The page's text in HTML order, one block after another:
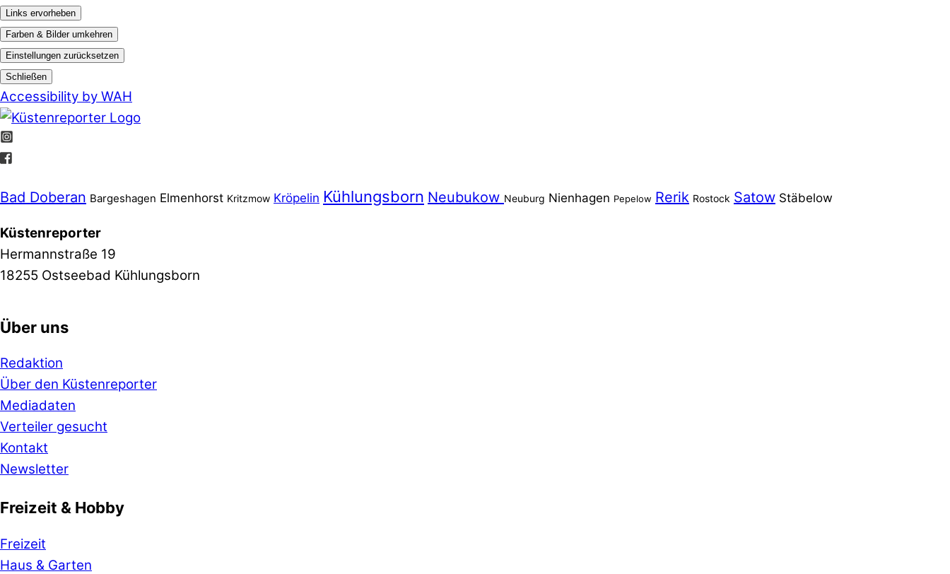
Links ervorheben
Farben & Bilder umkehren
Einstellungen zurücksetzen
Schließen
Accessibility by WAH
Bad Doberan Bargeshagen Elmenhorst Kritzmow Kröpelin Kühlungsborn Neubukow Neuburg Nienhagen Pepelow Rerik Rostock Satow Stäbelow
Küstenreporter
Hermannstraße 19
18255 Ostseebad Kühlungsborn
Über uns
Redaktion
Über den Küstenreporter
Mediadaten
Verteiler gesucht
Kontakt
Newsletter
Freizeit & Hobby
Freizeit
Haus & Garten